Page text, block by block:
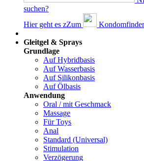
suchen?
Hier geht es zZum
Gleitgel & Sprays
Grundlage
Auf Hybridbasis
Auf Wasserbasis
Auf Silikonbasis
Auf Ölbasis
Anwendung
Oral / mit Geschmack
Massage
Für Toys
Anal
Standard (Universal)
Stimulation
Verzögerung